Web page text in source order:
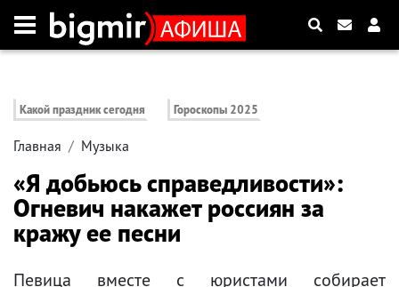
Какой праздник сегодня Гороскопы 2025
Главная Музыка
«Я добьюсь справедливости»:
Огневич накажет россиян за
кражу ее песни
Певица вместе с юристами собирает